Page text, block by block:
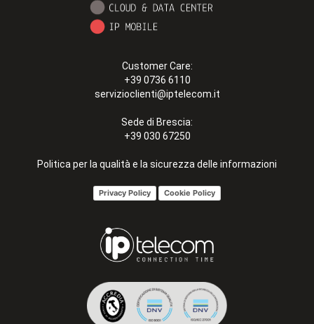
Customer Care:
+39 0736 6110
servizioclienti@iptelecom.it
Sede di Brescia:
+39 030 67250
Politica per la qualità e la sicurezza delle informazioni
Privacy Policy Cookie Policy